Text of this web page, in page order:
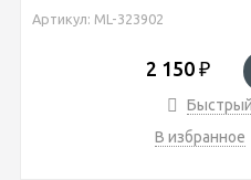
Артикул: ML-323902
2 150 ₽
В избранное